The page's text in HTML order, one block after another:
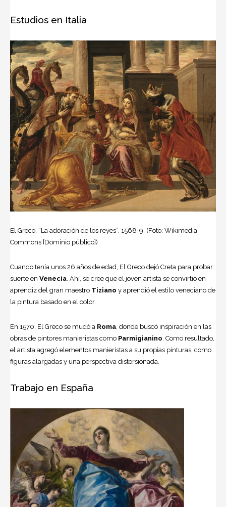
Estudios en Italia
El Greco, “La adoración de los reyes”, 1568-9. (Foto: Wikimedia
Commons [Dominio público])
Cuando tenía unos 26 años de edad, El Greco dejó Creta para probar
suerte en Venecia. Ahí, se cree que el joven artista se convirtió en
aprendiz del gran maestro Tiziano y aprendió el estilo veneciano de
la pintura basado en el color.
En 1570, El Greco se mudó a Roma, donde buscó inspiración en las
obras de pintores manieristas como Parmigianino. Como resultado,
el artista agregó elementos manieristas a su propias pinturas, como
figuras alargadas y una perspectiva distorsionada.
Trabajo en España